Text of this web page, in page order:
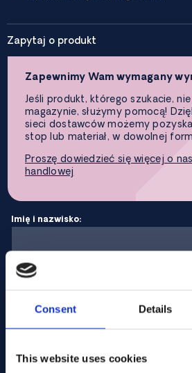
Consent Details
This website uses cookies
Zapytaj o produkt
Zapewnimy Wam wymagany
Jeśli produkt, którego szukacie,
magazynie, służymy pomocą!
sieci dostawców możemy
stop lub materiał, w dowolnej
Proszę dowiedzieć się więcej o
handlowej
Imię i nazwisko:
Adres e-mail:
Firma Nazwa: